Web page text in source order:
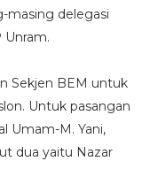
masing delegasi
Unram.
Sekjen BEM untuk
Untuk pasangan
Umam-M. Yani,
dua yaitu Nazar